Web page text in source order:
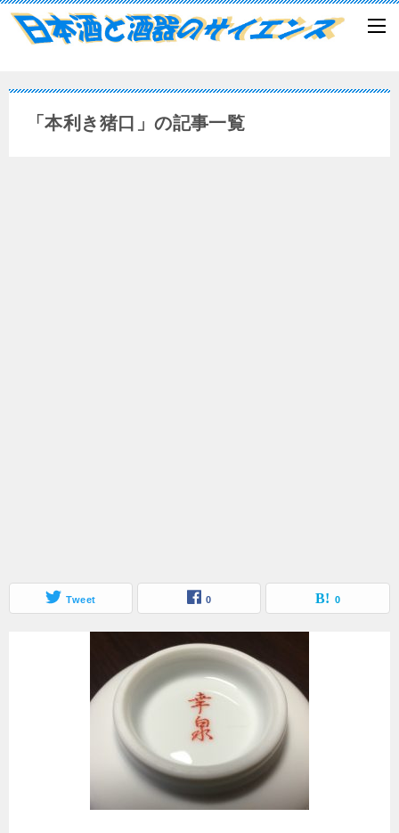
「本利き猪口」の記事一覧
Tweet 0 0